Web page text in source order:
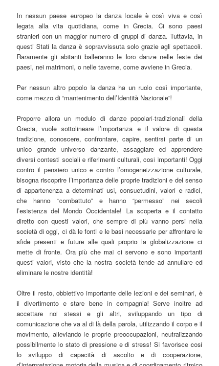
In nessun paese europeo la danza locale è così viva e così
legata alla vita quotidiana, come in Grecia. Ci sono paesi
stranieri con un maggior numero di gruppi di danza. Tuttavia, in
questi Stati la danza è sopravvissuta solo grazie agli spettacoli.
Raramente gli abitanti balleranno le loro danze nelle feste dei
paesi, nei matrimoni, o nelle taverne, come avviene in Grecia.
Per nessun altro popolo la danza ha un ruolo così importante,
come mezzo di “mantenimento dell’Identità Nazionale”!
Proporre allora un modulo di danze popolari-tradizionali della
Grecia, vuole sottolineare l’importanza e il valore di questa
tradizione, conoscere, confrontare, capire, sentirsi parte di un
unico grande universo danzante, assaggiare ed apprendere
diversi contesti sociali e riferimenti culturali, cosi importanti! Oggi
contro il pensiero unico e contro l’omogeneizzazione culturale,
bisogna riscoprire l’importanza delle proprie tradizioni e del senso
di appartenenza a determinati usi, consuetudini, valori e radici,
che hanno “combattuto” e hanno “permesso” nei secoli
l’esistenza del Mondo Occidentale! La scoperta e il contatto
diretto con questi valori, che sempre di più vanno persi nella
società di oggi, ci dà le fonti e le basi necessarie per affrontare le
sfide presenti e future alle quali proprio la globalizzazione ci
mette di fronte. Ora più che mai ci servono e sono importanti
questi valori, visto che la nostra società tende ad annullare ed
eliminare le nostre identità!
Oltre il resto, obbiettivo importante delle lezioni e dei seminari, è
il divertimento e stare bene in compagnia! Serve inoltre ad
accettare noi stessi e gli altri, sviluppando un tipo di
comunicazione che va al di là della parola, utilizzando il corpo e il
movimento, alleviando le proprie preoccupazioni, neutralizzando
possibilmente lo stato di pressione e di stress! Si favorisce cosi
lo sviluppo di capacità di ascolto e di cooperazione,